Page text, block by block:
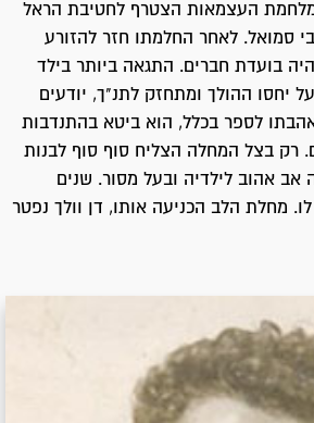
העצמאות הצטרף לחטיבת הראל
סמואל. לאחר החלמתו חזר להזורע
בועדת חברים. התגאה ביותר בילד
יחסו ההולך ומתחזק לתנ"ך, יודעים
לספר בכלל, הוא ביטא בהתנדבות
רק בצל המחלה הצליח סוף סוף לבנות
אב אהוב לילדיה ובעל מסור. שנים
מחלת הלב הכניעה אותו, דן וולך נפטר